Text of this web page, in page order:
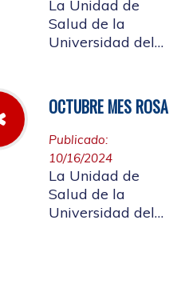
La Unidad de
Salud de la
Universidad del
Moderadoras,
Copagos y UPC
Adicional
aprobado según
acuerdo CDS 001
de 2025.
OCTUBRE MES ROSA
Publicado:
10/16/2024
La Unidad de
Salud de la
Universidad del